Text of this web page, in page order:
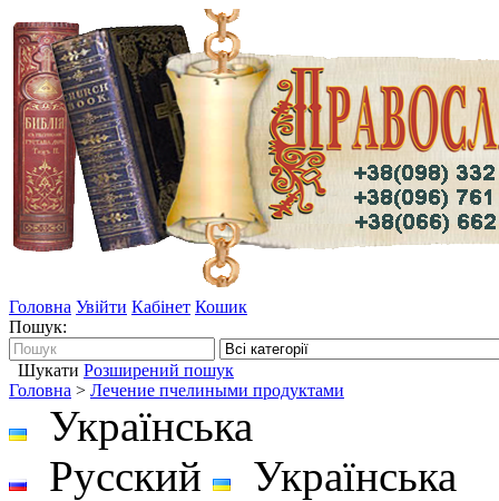
Головна Увійти Кабінет Кошик
Пошук:
Шукати Розширений пошук
Головна > Лечение пчелиными продуктами
Українська
Русский
Українська